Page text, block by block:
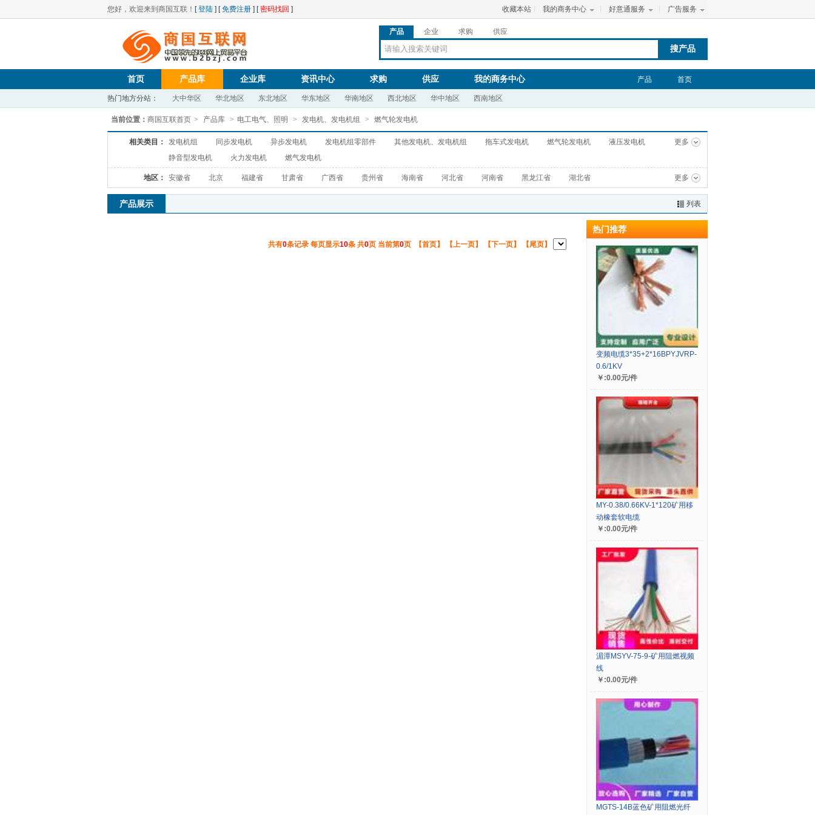
您好，欢迎来到商国互联！ [登陆 ] [免费注册 ] [密码找回 ] 收藏本站 我的商务中心 好意通服务 广告服务
产品 企业 求购 供应
搜产品
首页
产品
首页 产品库 企业库 资讯中心 求购 供应 我的商务中心
热门地方分站： 大中华区 华北地区 东北地区 华东地区 华南地区 西北地区 华中地区 西南地区
当前位置： 商国互联首页 > 产品库 > 电工电气、照明 > 发电机、发电机组 > 燃气轮发电机
相关类目： 更多
发电机组 同步发电机 异步发电机 发电机组零部件 其他发电机、发电机组 拖车式发电机 燃气轮发电机
液压发电机
静音型发电机
火力发电机 燃气发电机
地区： 更多
安徽省 北京 福建省 甘肃省 广西省 贵州省 海南省 河北省 河南省 黑龙江省 湖北省
产品展示 列表
共有0条记录 每页显示10条 共0页 当前第0页 【首页】 【上一页】 【下一页】 【尾页】
热门推荐
变频电缆3*35+2*16BPYJVRP-
0.6/1KV
￥:0.00元/件
MY-0.38/0.66KV-1*120矿用移
动橡套软电缆
￥:0.00元/件
湄潭MSYV-75-9-矿用阻燃视频
线
￥:0.00元/件
MGTS-14B蓝色矿用阻燃光纤